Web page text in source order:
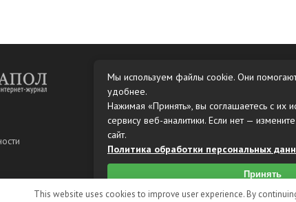
Мы используем файлы cookie. Они помогают
удобнее.
Нажимая «Принять», вы соглашаетесь с их
сервису веб-аналитики. Если нет —
сайт.
Политика обработки персональных
Принять
This website uses cookies to improve user experience. By